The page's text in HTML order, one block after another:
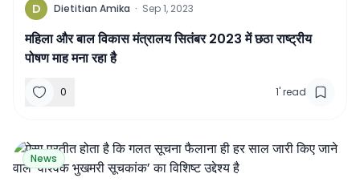
D Dietitian Amika · Sep 1, 2023
महिला और बाल विकास मंत्रालय सितंबर 2023 में छठा राष्ट्रीय
पोषण माह मना रहा है
0 1'read
News